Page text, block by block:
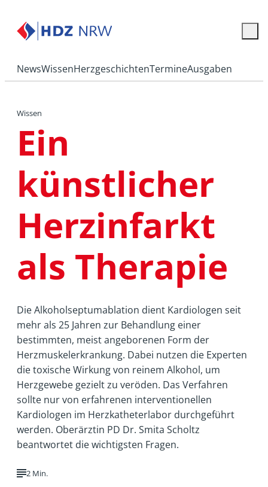
NewsWissenHerzgeschichtenTermineAusgaben
Wissen
Ein
künstlicher
Herzinfarkt
als Therapie
Die Alkoholseptumablation dient Kardiologen seit
mehr als 25 Jahren zur Behandlung einer
bestimmten, meist angeborenen Form der
Herzmuskelerkrankung. Dabei nutzen die Experten
die toxische Wirkung von reinem Alkohol, um
Herzgewebe gezielt zu veröden. Das Verfahren
sollte nur von erfahrenen interventionellen
Kardiologen im Herzkatheterlabor durchgeführt
werden. Oberärztin PD Dr. Smita Scholtz
beantwortet die wichtigsten Fragen.
2 Min.